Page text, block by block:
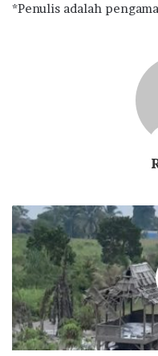
*Penulis adalah